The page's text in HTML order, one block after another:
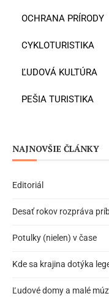
OCHRANA PRÍRODY
CYKLOTURISTIKA
ĽUDOVÁ KULTÚRA
PEŠIA TURISTIKA
NAJNOVŠIE ČLÁNKY
Editoriál
Desať rokov rozpráva
Potulky (nielen) v čase
Kde sa krajina dotýka
Ľudové domy a malé